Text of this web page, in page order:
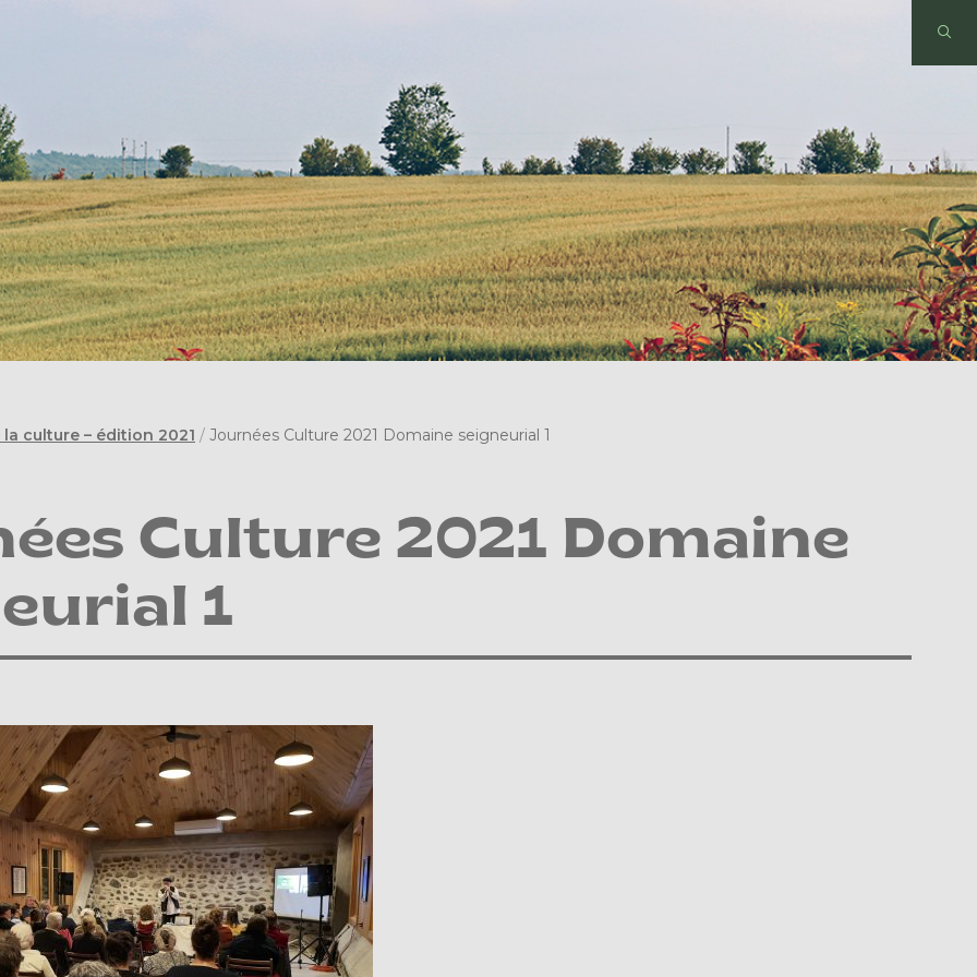
culture – édition 2021 / Journées Culture 2021 Domaine seigneurial 1
Culture 2021 Domaine
1